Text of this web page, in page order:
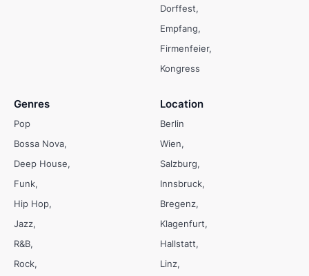
Dorffest
Empfang
Firmenfeier
Kongress
Genres
Pop
Bossa Nova
Deep House
Funk
Hip Hop
Jazz
R&B
Rock
Location
Berlin
Wien
Salzburg
Innsbruck
Bregenz
Klagenfurt
Hallstatt
Linz